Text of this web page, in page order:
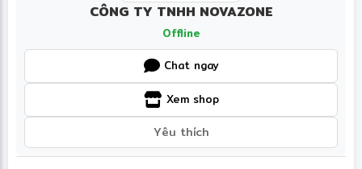
CÔNG TY TNHH NOVAZONE
Offline
Chat ngay
Xem shop
Yêu thích